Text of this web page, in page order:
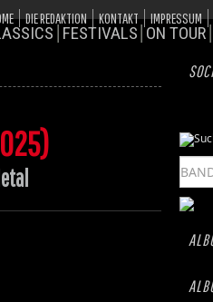
DIE REDAKTION KONTAKT IMPRESSUM
FESTIVALS ON TOUR